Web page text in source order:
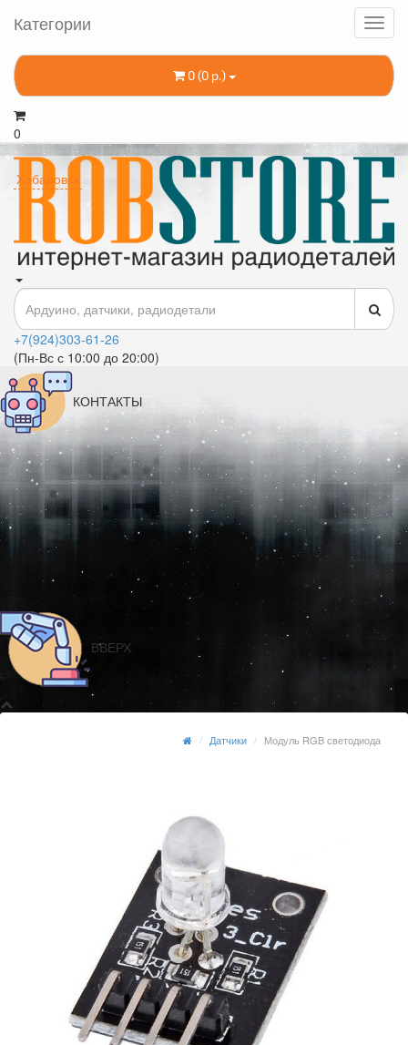
Категории
0 (0 р.)
0
Хабаровск
+7(924)303-61-26
(Пн-Вс с 10:00 до 20:00)
КОНТАКТЫ
ВВЕРХ
Датчики Модуль RGB светодиода